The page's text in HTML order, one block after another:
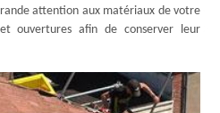
attention aux matériaux de votre
ouvertures afin de conserver leur